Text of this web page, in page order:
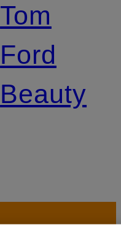
Tom
Ford
Beauty